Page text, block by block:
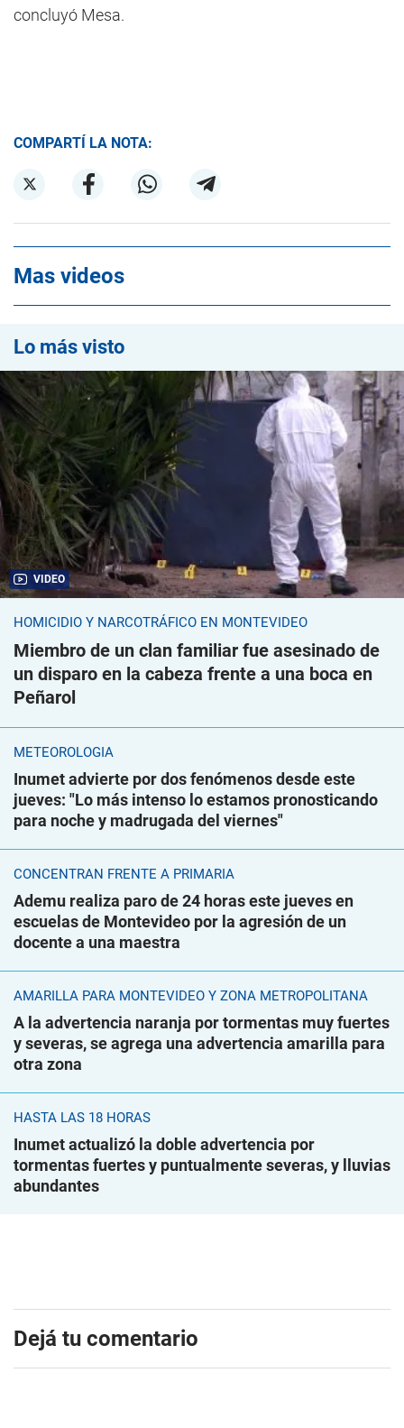
concluyó Mesa.
COMPARTÍ LA NOTA:
Mas videos
Lo más visto
VIDEO
HOMICIDIO Y NARCOTRÁFICO EN MONTEVIDEO
Miembro de un clan familiar fue asesinado de
un disparo en la cabeza frente a una boca en
Peñarol
METEOROLOGÍA
Inumet advierte por dos fenómenos desde este
jueves: "Lo más intenso lo estamos pronosticando
para noche y madrugada del viernes"
CONCENTRAN FRENTE A PRIMARIA
Ademu realiza paro de 24 horas este jueves en
escuelas de Montevideo por la agresión de un
docente a una maestra
AMARILLA PARA MONTEVIDEO Y ZONA METROPOLITANA
A la advertencia naranja por tormentas muy fuertes
y severas, se agrega una advertencia amarilla para
otra zona
HASTA LAS 18 HORAS
Inumet actualizó la doble advertencia por
tormentas fuertes y puntualmente severas, y lluvias
abundantes
Dejá tu comentario